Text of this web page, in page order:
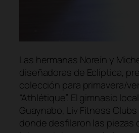
Las hermanas Noreín y
diseñadoras de Eclíptica,
colección para primavera/
“Athlétique”. El gimnasio
Guaynabo, Liv Fitness
donde desfilaron las piezas